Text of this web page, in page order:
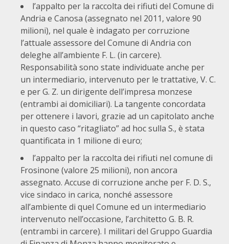
l’appalto per la raccolta dei rifiuti del Comune di
Andria e Canosa (assegnato nel 2011, valore 90
milioni), nel quale è indagato per corruzione
l’attuale assessore del Comune di Andria con
deleghe all’ambiente F. L. (in carcere).
Responsabilità sono state individuate anche per
un intermediario, intervenuto per le trattative, V. C.
e per G. Z. un dirigente dell’impresa monzese
(entrambi ai domiciliari). La tangente concordata
per ottenere i lavori, grazie ad un capitolato anche
in questo caso “ritagliato” ad hoc sulla S., è stata
quantificata in 1 milione di euro;
l’appalto per la raccolta dei rifiuti nel comune di
Frosinone (valore 25 milioni), non ancora
assegnato. Accuse di corruzione anche per F. D. S.,
vice sindaco in carica, nonché assessore
all’ambiente di quel Comune ed un intermediario
intervenuto nell’occasione, l’architetto G. B. R.
(entrambi in carcere). I militari del Gruppo Guardia